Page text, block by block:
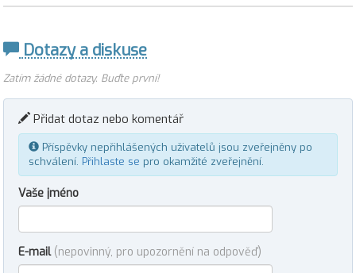
Dotazy a diskuse
Zatím žádné dotazy. Buďte první!
Přidat dotaz nebo komentář
Příspěvky nepřihlášených uživatelů jsou zveřejněny po
schválení. Přihlaste se pro okamžité zveřejnění.
Vaše jméno
E-mail (nepovinný, pro upozornění na odpověď)